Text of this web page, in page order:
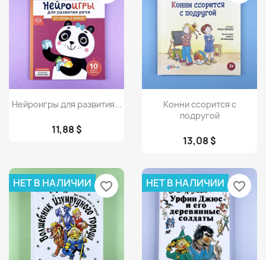
Просмотр
Нейроигры для развития...
11,88 $
Просмотр
Конни ссорится с
подругой
13,08 $
НЕТ В НАЛИЧИИ favorite_border НЕТ В НАЛИЧИИ favorite_border